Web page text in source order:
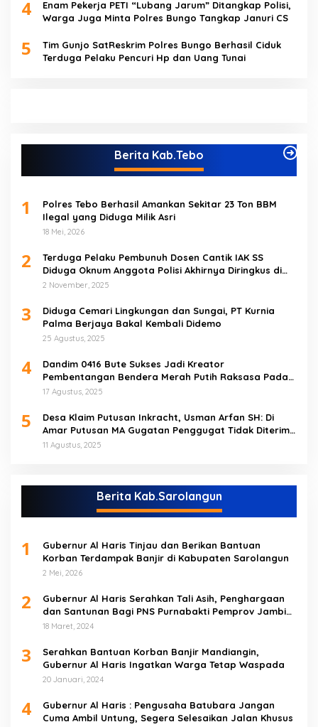
4
Enam Pekerja PETI “Lubang Jarum” Ditangkap Polisi,
Warga Juga Minta Polres Bungo Tangkap Januri CS
5
Tim Gunjo SatReskrim Polres Bungo Berhasil Ciduk
Terduga Pelaku Pencuri Hp dan Uang Tunai
Berita Kab.Tebo
1
Polres Tebo Berhasil Amankan Sekitar 23 Ton BBM
Ilegal yang Diduga Milik Asri
18 Mei, 2026
2
Terduga Pelaku Pembunuh Dosen Cantik IAK SS
Diduga Oknum Anggota Polisi Akhirnya Diringkus di
Tebo Tengah
2 November, 2025
3
Diduga Cemari Lingkungan dan Sungai, PT Kurnia
Palma Berjaya Bakal Kembali Didemo
25 Agustus, 2025
4
Dandim 0416 Bute Sukses Jadi Kreator
Pembentangan Bendera Merah Putih Raksasa Pada
Peringatan HUT RI ke 80 di Tebo
17 Agustus, 2025
5
Desa Klaim Putusan Inkracht, Usman Arfan SH: Di
Amar Putusan MA Gugatan Penggugat Tidak Diterima
(NO)
11 Agustus, 2025
Berita Kab.Sarolangun
1
Gubernur Al Haris Tinjau dan Berikan Bantuan
Korban Terdampak Banjir di Kabupaten Sarolangun
2 Mei, 2026
2
Gubernur Al Haris Serahkan Tali Asih, Penghargaan
dan Santunan Bagi PNS Purnabakti Pemprov Jambi
Yang Berada di Sarolangun
18 Maret, 2024
3
Serahkan Bantuan Korban Banjir Mandiangin,
Gubernur Al Haris Ingatkan Warga Tetap Waspada
20 Januari, 2024
4
Gubernur Al Haris : Pengusaha Batubara Jangan
Cuma Ambil Untung, Segera Selesaikan Jalan Khusus